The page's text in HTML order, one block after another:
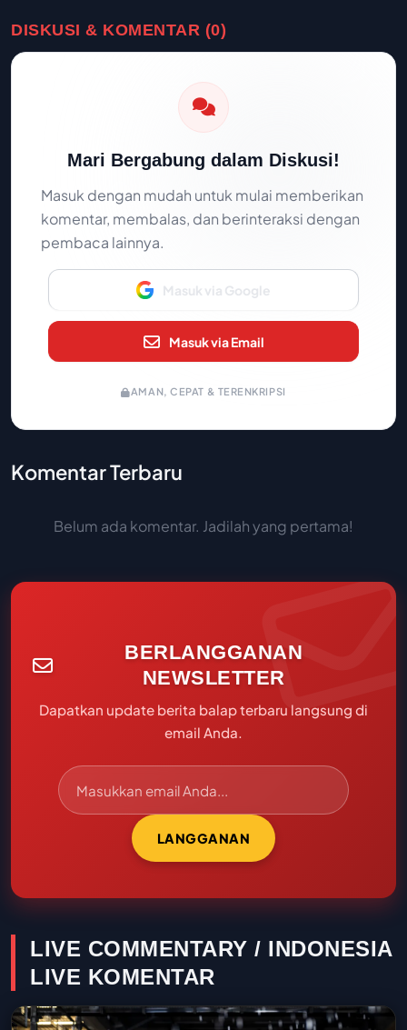
DISKUSI & KOMENTAR (0)
Mari Bergabung dalam Diskusi!
Masuk dengan mudah untuk mulai memberikan
komentar, membalas, dan berinteraksi dengan
pembaca lainnya.
Masuk via Google
Masuk via Email
AMAN, CEPAT & TERENKRIPSI
Komentar Terbaru
Belum ada komentar. Jadilah yang pertama!
BERLANGGANAN
NEWSLETTER
Dapatkan update berita balap terbaru langsung di
email Anda.
LANGGANAN
LIVE COMMENTARY / INDONESIA
LIVE KOMENTAR